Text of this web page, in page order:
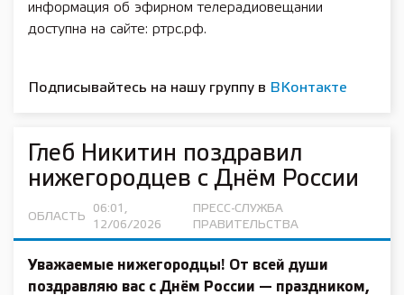
информация об эфирном телерадиовещании
доступна на сайте: ртрс.рф.
Подписывайтесь на нашу группу в ВКонтакте
Глеб Никитин поздравил
нижегородцев с Днём России
ОБЛАСТЬ
06:01,
12/06/2026
ПРЕСС-СЛУЖБА
ПРАВИТЕЛЬСТВА
Уважаемые нижегородцы! От всей души
поздравляю вас с Днём России — праздником,